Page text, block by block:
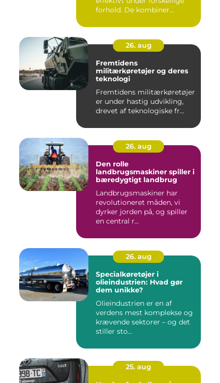
forhold. De kombiner...
26. aug
Fremtidens
militærkøretøjer og deres
teknologi
Fremtidens militærkøretøjer
er under hastig udvikling,
drevet af teknologiske fr...
26. aug
Den rolle
landbrugsmaskiner spiller i
bæredygtigt landbrug
Landbrugsmaskiner har
revolutioneret måden, vi
dyrker jorden på, og spiller
en central r...
26. aug
Specialkøretøjer i
olieindustrien: Hvad gør
dem unikke?
Olieindustrien er en af
verdens mest komplekse og
krævende sektorer – og det
stiller sto...
25. aug